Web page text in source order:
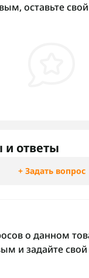
оставьте
и ответы
+ Задать вопрос
о данном
и задайте